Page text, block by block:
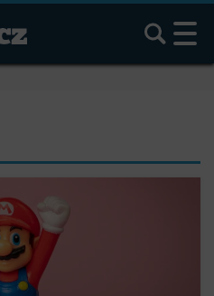
Hledat